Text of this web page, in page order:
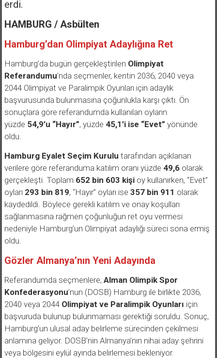
erdi.
HAMBURG / Asbülten
Hamburg’dan Olimpiyat Adaylığına Ret
Hamburg’da bugün gerçekleştirilen Olimpiyat
Referandumu’nda seçmenler, kentin 2036, 2040 veya
2044 Olimpiyat ve Paralimpik Oyunları için adaylık
başvurusunda bulunmasına çoğunlukla karşı çıktı. Ön
sonuçlara göre referandumda kullanılan oyların
yüzde 54,9’u “Hayır”, yüzde 45,1’i ise “Evet” yönünde
oldu.
Hamburg Eyalet Seçim Kurulu tarafından açıklanan
verilere göre referanduma katılım oranı yüzde 49,6olarak
gerçekleşti. Toplam 652 bin 603 kişioy kullanırken, “Evet”
oyları 293 bin 819, “Hayır” oyları ise 357 bin 911 olarak
kaydedildi. Böylece gerekli katılım ve onay koşulları
sağlanmasına rağmen çoğunluğun ret oyu vermesi
nedeniyle Hamburg’un Olimpiyat adaylığı süreci sona ermiş
oldu.
Gözler Almanya’nın Yeni Adayında
Referandumda seçmenlere, Alman Olimpik Spor
Konfederasyonu’nun (DOSB) Hamburg ile birlikte 2036,
2040 veya 2044 Olimpiyat ve Paralimpik Oyunları için
başvuruda bulunup bulunmaması gerektiği soruldu. Sonuç,
Hamburg’un ulusal aday belirleme sürecinden çekilmesi
anlamına geliyor. DOSB’nin Almanya’nın nihai aday şehrini
veya bölgesini eylül ayında belirlemesi bekleniyor.